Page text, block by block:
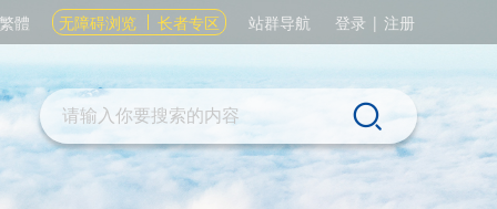
繁體 无障碍浏览 长者专区 站群导航 登录 | 注册